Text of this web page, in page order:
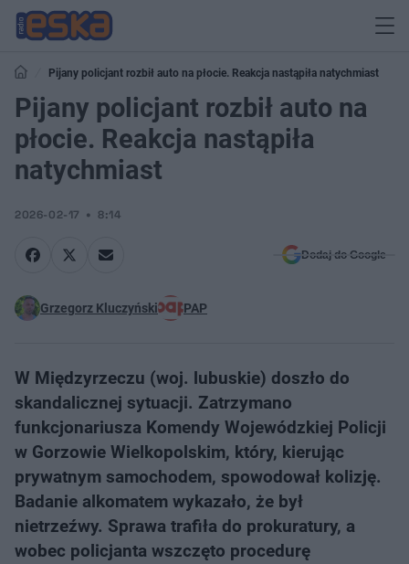
Pijany policjant rozbił auto na płocie. Reakcja nastąpiła natychmiast
Pijany policjant rozbił auto na
płocie. Reakcja nastąpiła
natychmiast
2026-02-17 8:14
Dodaj do Google
Grzegorz Kluczyński PAP
W Międzyrzeczu (woj. lubuskie) doszło do
skandalicznej sytuacji. Zatrzymano
funkcjonariusza Komendy Wojewódzkiej Policji
w Gorzowie Wielkopolskim, który, kierując
prywatnym samochodem, spowodował kolizję.
Badanie alkomatem wykazało, że był
nietrzeźwy. Sprawa trafiła do prokuratury, a
wobec policjanta wszczęto procedurę